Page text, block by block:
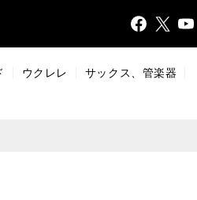
FaceX
YouT
ウクレレ
サックス、管楽器